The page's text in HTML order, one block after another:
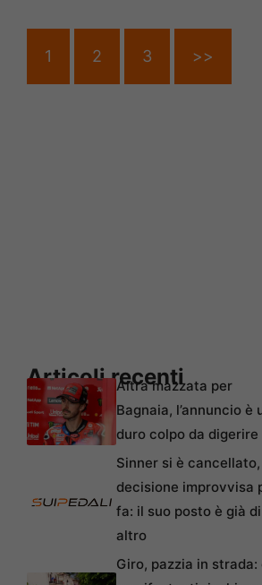
1 2 3 >>
Articoli recenti
Altra mazzata per
Bagnaia, l’annuncio è
duro colpo da digerire
Sinner si è cancellato,
decisione improvvisa
fa: il suo posto è già
altro
Giro, pazzia in strada: